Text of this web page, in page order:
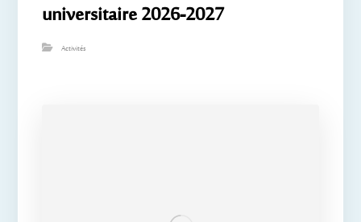
universitaire 2026-2027
Activités